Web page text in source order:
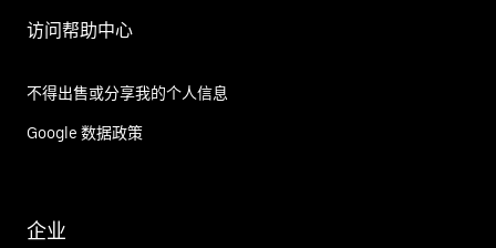
访问帮助中心
不得出售或分享我的个人信息
Google 数据政策
企业